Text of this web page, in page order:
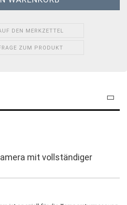
DEN MERKZETTEL
ZUM PRODUKT
mit vollständiger